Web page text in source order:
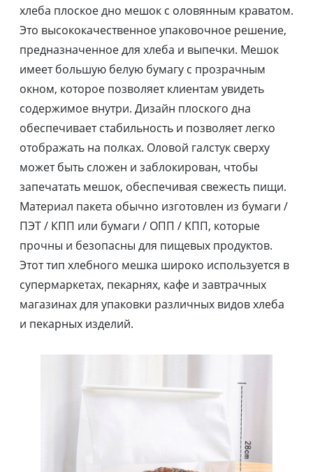
хлеба плоское дно мешок с оловянным краватом.
Это высококачественное упаковочное решение,
предназначенное для хлеба и выпечки. Мешок
имеет большую белую бумагу с прозрачным
окном, которое позволяет клиентам увидеть
содержимое внутри. Дизайн плоского дна
обеспечивает стабильность и позволяет легко
отображать на полках. Оловой галстук сверху
может быть сложен и заблокирован, чтобы
запечатать мешок, обеспечивая свежесть пищи.
Материал пакета обычно изготовлен из бумаги /
ПЭТ / КПП или бумаги / ОПП / КПП, которые
прочны и безопасны для пищевых продуктов.
Этот тип хлебного мешка широко используется в
супермаркетах, пекарнях, кафе и завтрачных
магазинах для упаковки различных видов хлеба
и пекарных изделий.